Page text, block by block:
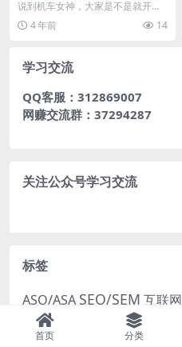
怼三星：脑子瓦特了！
说到机车女神，大家是不是就开始
脑补美女骑着哈雷摩托的帅气画
面，简直酷毙了！ 可是...
4 年前 14
学习交流
QQ客服：312869007
网赚交流群：37294287
关注公众号学习交流
标签
ASO/ASA SEO/SEM 互联网
告内容运营 品牌
首页 分类